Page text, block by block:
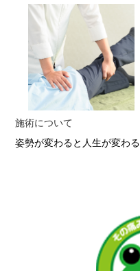
施術について
姿勢が変わると人生が変わる